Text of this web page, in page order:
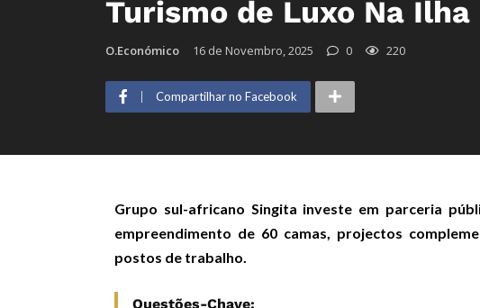
Turismo de Luxo Na
O.Económico 16 de Novembro, 2025 0 220
Compartilhar no Facebook
Grupo sul-africano Singita investe em parceria
empreendimento de 60 camas, projectos
postos de trabalho.
Questões-Chave: